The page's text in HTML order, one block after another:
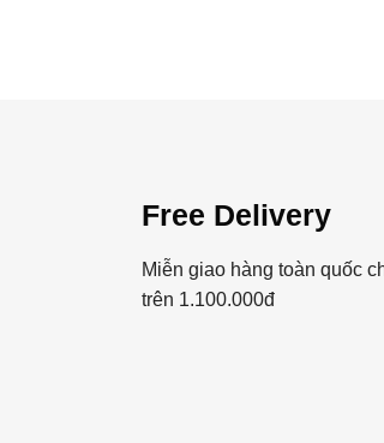
Free Delivery
Miễn giao hàng toàn quốc
trên 1.100.000đ